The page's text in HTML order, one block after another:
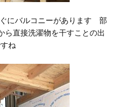
にバルコニーがあります 部
ら直接洗濯物を干すことの出
ね